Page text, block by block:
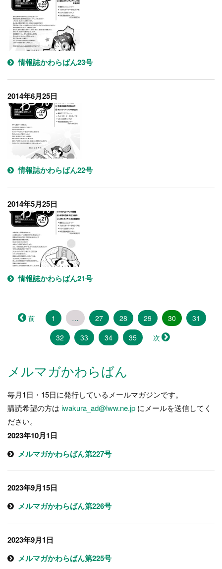
情報誌かわらばん23号
2014年6月25日
情報誌かわらばん22号
2014年5月25日
情報誌かわらばん21号
前 1 … 27 28 29 30（こ
の
31
32
33 34 35 次
メルマガかわらばん
毎月1日・15日に発行しているメールマガジンです。
購読希望の方は iwakura_ad@lww.ne.jp にメールを送信してく
ださい。
2023年10月1日
メルマガかわらばん第227号
2023年9月15日
メルマガかわらばん第226号
2023年9月1日
メルマガかわらばん第225号